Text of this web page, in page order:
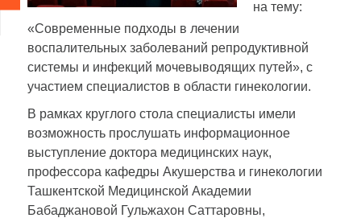
на тему:
«Современные подходы в лечении
воспалительных заболеваний репродуктивной
системы и инфекций мочевыводящих путей», с
участием специалистов в области гинекологии.
В рамках круглого стола специалисты имели
возможность прослушать информационное
выступление доктора медицинских наук,
профессора кафедры Акушерства и гинекологии
Ташкентской Медицинской Академии
Бабаджановой Гульжахон Саттаровны,